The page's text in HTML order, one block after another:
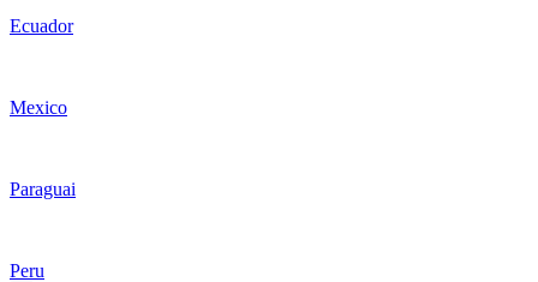
Ecuador
Mexico
Paraguai
Peru